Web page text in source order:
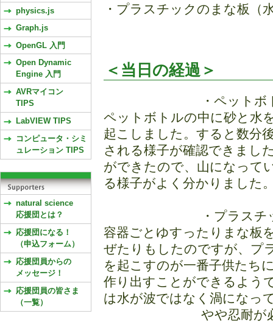
・プラスチックのまな板（
＜当日の経過＞
・ペットボ
ペットボトルの中に砂と水
起こしました。すると数分
される様子が確認できまし
ができたので、山になって
る様子がよく分かりました
・プラスチ
容器ごとゆすったりまな板
ぜたりもしたのですが、プ
を起こすのが一番子供たち
作り出すことができるよう
は水が波ではなく渦になっ
やや忍耐が
physics.js
Graph.js
OpenGL 入門
Open Dynamic
Engine 入門
AVRマイコン
TIPS
LabVIEW TIPS
コンピュータ・シミ
ュレーション TIPS
natural science
応援団とは？
応援団になる！
（申込フォーム）
応援団員からの
メッセージ！
応援団員の皆さま
（一覧）